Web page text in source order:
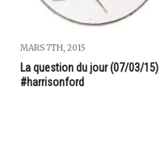
MARS 7TH, 2015
La question du jour (07/03/15)
#harrisonford